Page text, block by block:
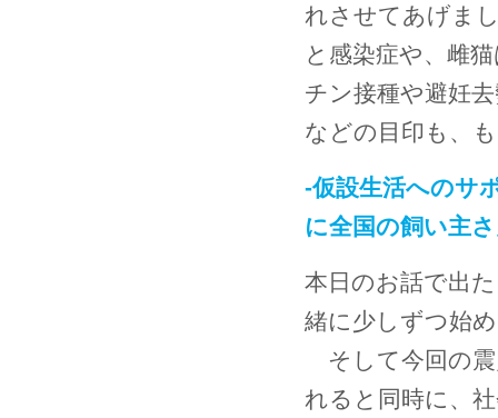
れさせてあげま
と感染症や、雌
チン接種や避妊
などの目印も、
-仮設生活へのサ
に全国の飼い主
本日のお話で出
緒に少しずつ始
そして今回の震
れると同時に、